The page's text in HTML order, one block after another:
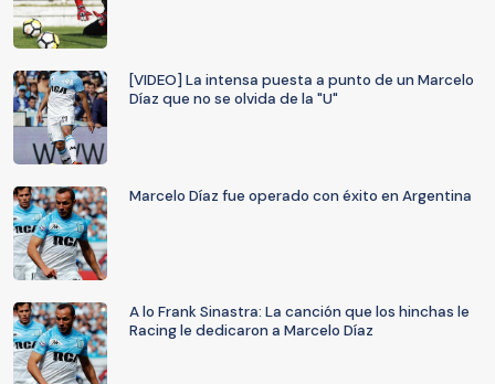
[VIDEO] La intensa puesta a punto de un Marcelo
Díaz que no se olvida de la "U"
Marcelo Díaz fue operado con éxito en Argentina
A lo Frank Sinastra: La canción que los hinchas le
Racing le dedicaron a Marcelo Díaz